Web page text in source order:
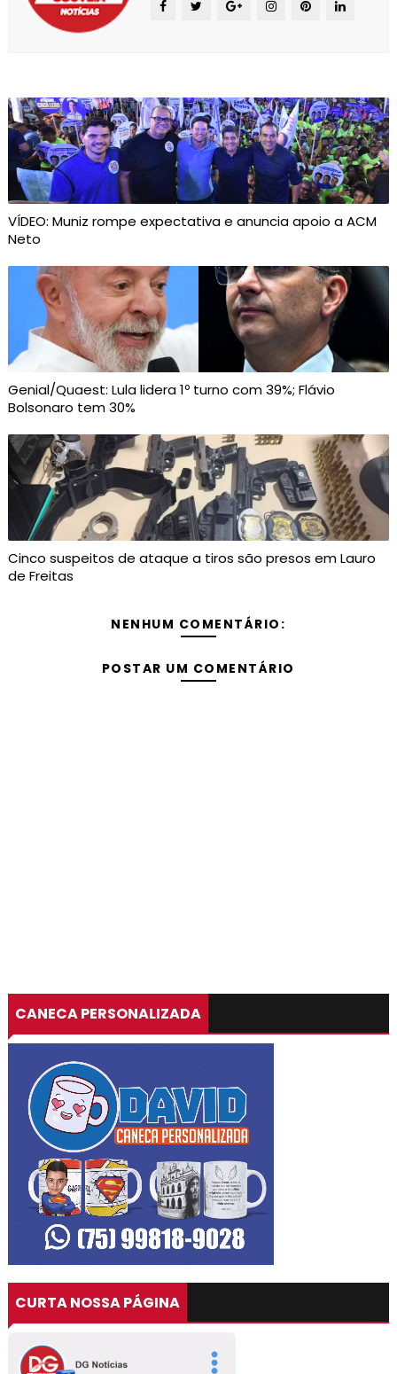
VÍDEO: Muniz rompe expectativa e anuncia apoio a ACM
Neto
Genial/Quaest: Lula lidera 1º turno com 39%; Flávio
Bolsonaro tem 30%
Cinco suspeitos de ataque a tiros são presos em Lauro
de Freitas
NENHUM COMENTÁRIO:
POSTAR UM COMENTÁRIO
CANECA PERSONALIZADA
CURTA NOSSA PÁGINA